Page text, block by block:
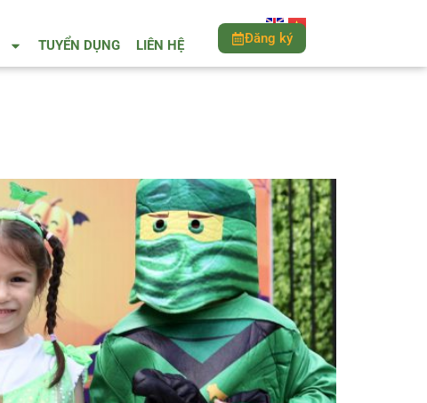
TUYỂN DỤNG LIÊN HỆ Đăng ký